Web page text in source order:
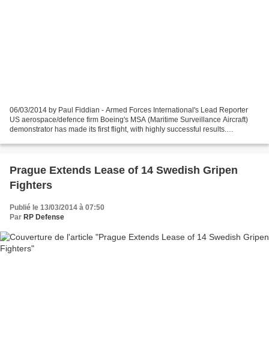
06/03/2014 by Paul Fiddian - Armed Forces International's Lead Reporter
US aerospace/defence firm Boeing's MSA (Maritime Surveillance Aircraft)
demonstrator has made its first flight, with highly successful results.
Prague Extends Lease of 14 Swedish Gripen
Fighters
Publié le 13/03/2014 à 07:50
Par RP Defense